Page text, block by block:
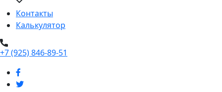
Контакты
Калькулятор
+7 (925) 846-89-51